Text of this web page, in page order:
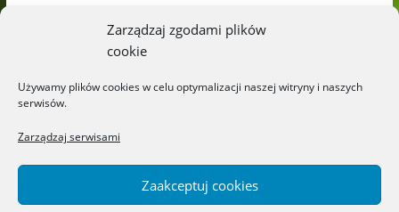
Zarządzaj zgodami plików
cookie
Używamy plików cookies w celu optymalizacji naszej witryny i naszych
serwisów.
Zarządzaj serwisami
Zaakceptuj cookies